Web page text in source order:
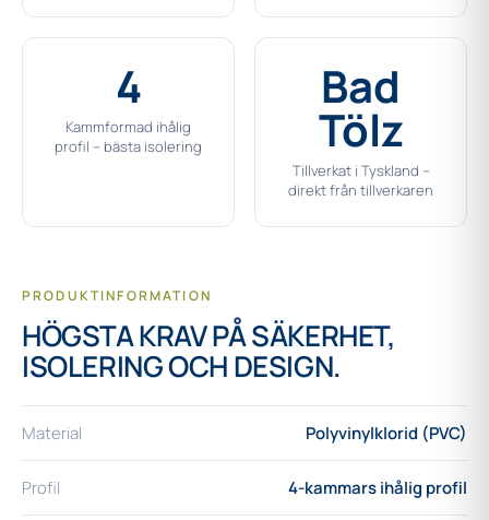
4
Kammformad ihålig
profil – bästa isolering
Bad
Tölz
Tillverkat i Tyskland –
direkt från tillverkaren
PRODUKTINFORMATION
HÖGSTA KRAV PÅ SÄKERHET,
ISOLERING OCH DESIGN.
Material Polyvinylklorid (PVC)
Profil 4-kammars ihålig profil